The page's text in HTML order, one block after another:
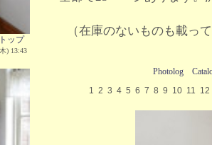
ップ
) 13:43
（在庫のないものも載っ
Photolog
1 2 3 4 5 6 7 8 9 10 11 12